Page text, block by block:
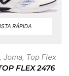
RÁPIDA
, Joma, Top Flex
FLEX 2476